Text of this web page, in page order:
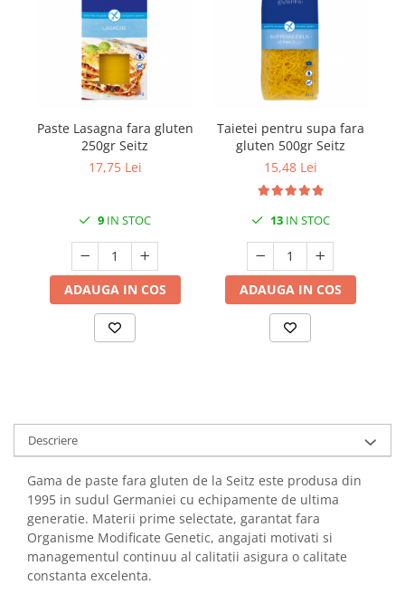
Paste Lasagna fara gluten
250gr Seitz
17,75 Lei
9 IN STOC
ADAUGA IN COS
Taietei pentru supa fara
gluten 500gr Seitz
15,48 Lei
13IN STOC
ADAUGA IN COS
Descriere
Gama de paste fara gluten de la Seitz este produsa din
1995 in sudul Germaniei cu echipamente de ultima
generatie. Materii prime selectate, garantat fara
Organisme Modificate Genetic, angajati motivati si
managementul continuu al calitatii asigura o calitate
constanta excelenta.